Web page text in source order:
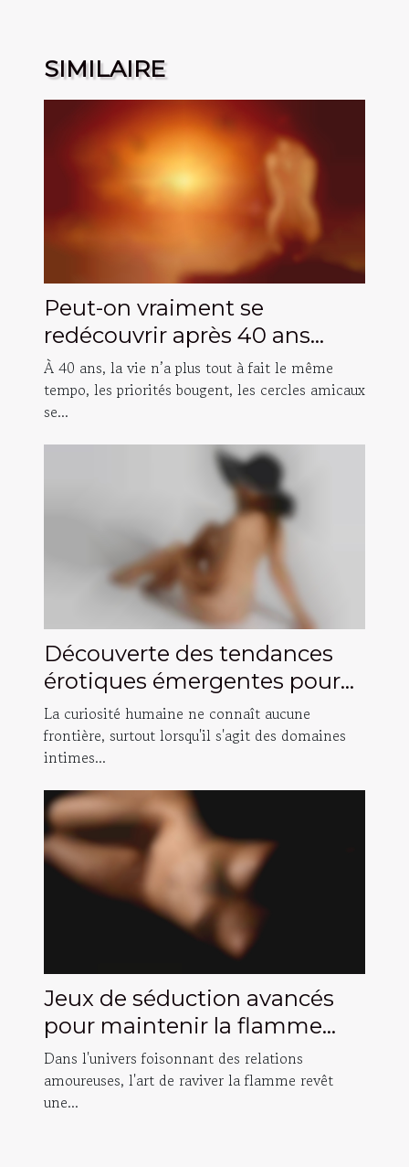
SIMILAIRE
Peut-on vraiment se
redécouvrir après 40 ans
grâce aux annonces en ligne
?
À 40 ans, la vie n’a plus tout à fait le même
tempo, les priorités bougent, les cercles amicaux
se...
Découverte des tendances
érotiques émergentes pour
amateurs hétéro
La curiosité humaine ne connaît aucune
frontière, surtout lorsqu'il s'agit des domaines
intimes...
Jeux de séduction avancés
pour maintenir la flamme
dans une relation
hétérosexuelle durable
Dans l'univers foisonnant des relations
amoureuses, l'art de raviver la flamme revêt
une...